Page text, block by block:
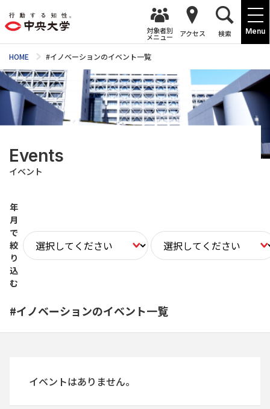
Menu
対象者別
メニュー アクセス 検索
HOME #イノベーションのイベント一覧
Events
イベント
年
月
で
絞
り
込
む
#イノベーションのイベント一覧
イベントはありません。